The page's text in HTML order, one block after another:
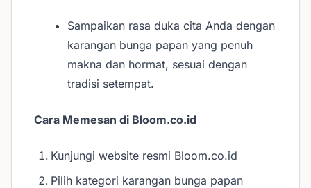
Sampaikan rasa duka cita Anda dengan
karangan bunga papan yang penuh
makna dan hormat, sesuai dengan
tradisi setempat.
Cara Memesan di Bloom.co.id
Kunjungi website resmi Bloom.co.id
Pilih kategori karangan bunga papan